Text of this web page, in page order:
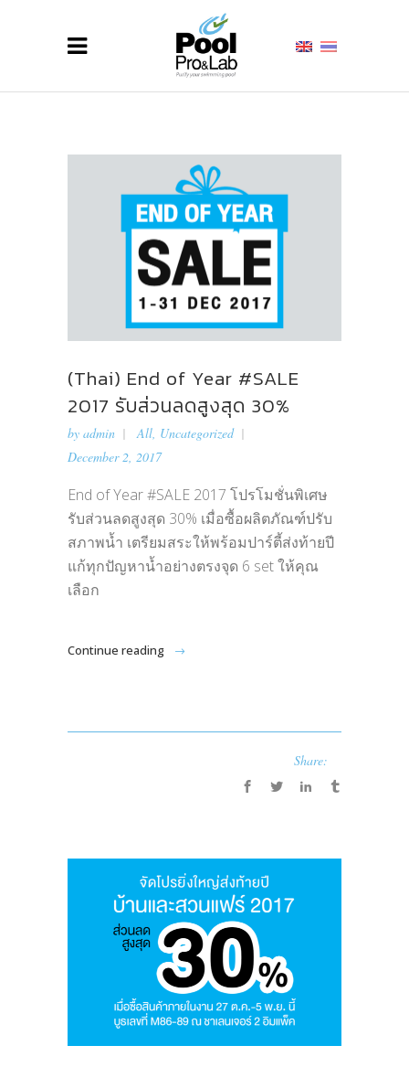
(Thai) End of Year #SALE
2017 รับส่วนลดสูงสุด 30%
by admin All, Uncategorized
December 2, 2017
End of Year #SALE 2017 โปรโมชั่นพิเศษ
รับส่วนลดสูงสุด 30% เมื่อซื้อผลิตภัณฑ์ปรับ
สภาพน้ำ เตรียมสระให้พร้อมปาร์ตี้ส่งท้ายปี
แก้ทุกปัญหาน้ำอย่างตรงจุด 6 set ให้คุณ
เลือก
Continue reading
Share: